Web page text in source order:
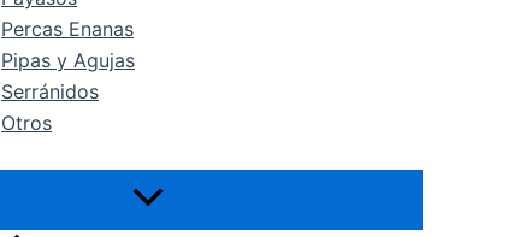
Percas Enanas
Pipas y Agujas
Serránidos
Otros